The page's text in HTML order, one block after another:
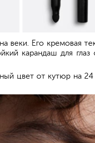
Его кремовая
карандаш для
цвет от кутюр на